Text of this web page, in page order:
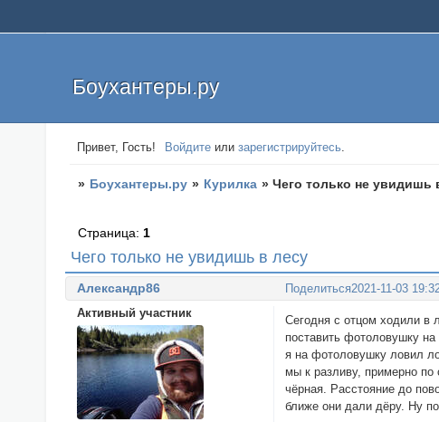
Боухантеры.ру
Привет, Гость! Войдите илизарегистрируйтесь.
» Боухантеры.ру » Курилка »Чего только не увидишь
Чего только не увидишь в лесу
Страница: 1
Поделиться2021-11-03
Александр86
Активный участник
Сегодня с отцом ходили в
поставить фотоловушку
я на фотоловушку ловил
мы к разливу, примерно по
чёрная. Расстояние до
ближе они дали дёру. Ну